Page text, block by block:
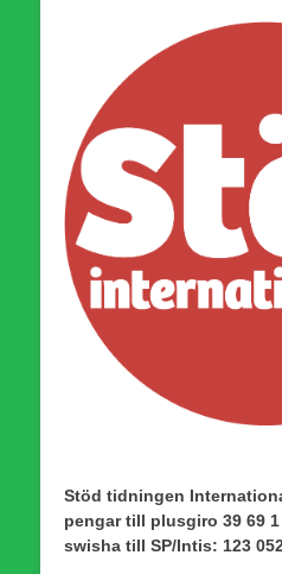
Stöd tidningen
pengar till plusgiro 39 69
swisha till SP/Intis: 123